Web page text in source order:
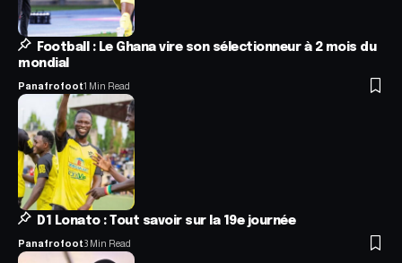
Football : Le Ghana vire son sélectionneur à 2 mois du
mondial
Panafrofoot1 Min Read
D1 Lonato : Tout savoir sur la 19e journée
Panafrofoot3 Min Read